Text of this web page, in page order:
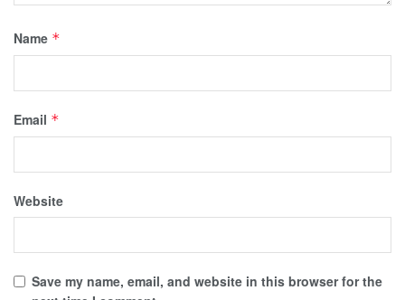
Name *
Email *
Website
Save my name, email, and website in this browser for the